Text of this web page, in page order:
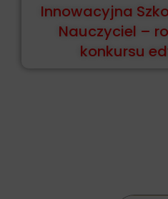
Innowacyjna
Nauczyciel –
konkursu